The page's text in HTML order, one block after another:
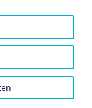
Café PIQUE NIQUE